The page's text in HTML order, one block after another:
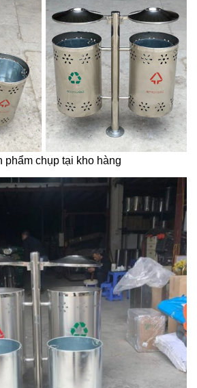
phẩm chụp tại kho hàng